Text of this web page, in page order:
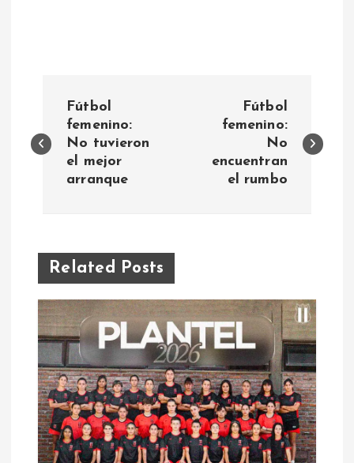
a
g
a
c
ó
n
Fútbol
femenino:
No tuvieron
el mejor
arranque
Fútbol
femenino:
No
encuentran
el rumbo
Related Posts